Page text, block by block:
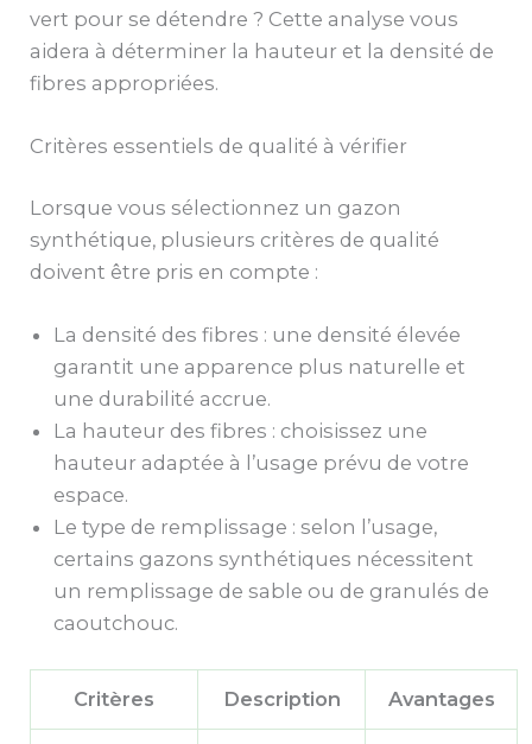
vert pour se détendre ? Cette analyse vous
aidera à déterminer la hauteur et la densité de
fibres appropriées.
Critères essentiels de qualité à vérifier
Lorsque vous sélectionnez un gazon
synthétique, plusieurs critères de qualité
doivent être pris en compte :
La densité des fibres : une densité élevée
garantit une apparence plus naturelle et
une durabilité accrue.
La hauteur des fibres : choisissez une
hauteur adaptée à l’usage prévu de votre
espace.
Le type de remplissage : selon l’usage,
certains gazons synthétiques nécessitent
un remplissage de sable ou de granulés de
caoutchouc.
Critères Description Avantages